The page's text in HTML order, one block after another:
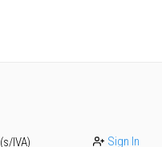
(s/IVA) Sign In